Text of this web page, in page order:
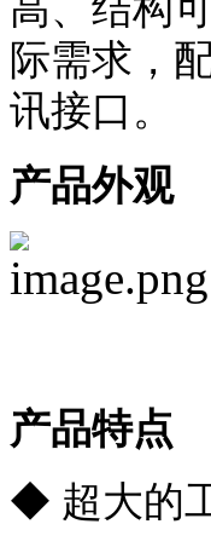
高、结构
际需求，
讯接口。
产品外观
产品特点
◆ 超大的